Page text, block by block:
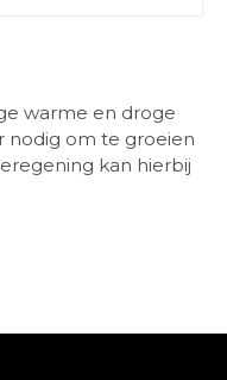
warme en droge
nodig om te groeien
kan hierbij